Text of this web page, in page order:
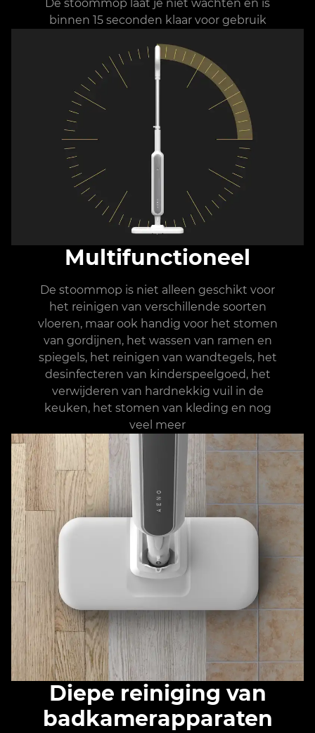
De stoommop laat je niet wachten en is
binnen 15 seconden klaar voor gebruik
Multifunctioneel
De stoommop is niet alleen geschikt voor
het reinigen van verschillende soorten
vloeren, maar ook handig voor het stomen
van gordijnen, het wassen van ramen en
spiegels, het reinigen van wandtegels, het
desinfecteren van kinderspeelgoed, het
verwijderen van hardnekkig vuil in de
keuken, het stomen van kleding en nog
veel meer
Diepe reiniging van
badkamerapparaten